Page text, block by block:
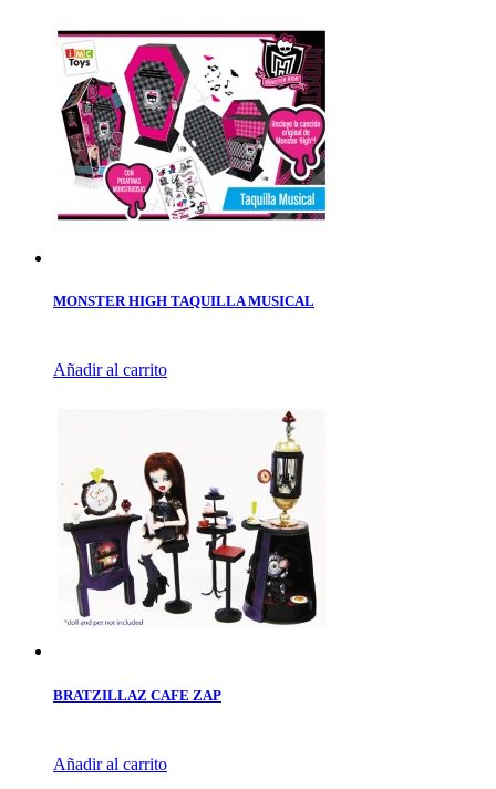
MONSTER HIGH TAQUILLA MUSICAL
Añadir al carrito
BRATZILLAZ CAFE ZAP
Añadir al carrito